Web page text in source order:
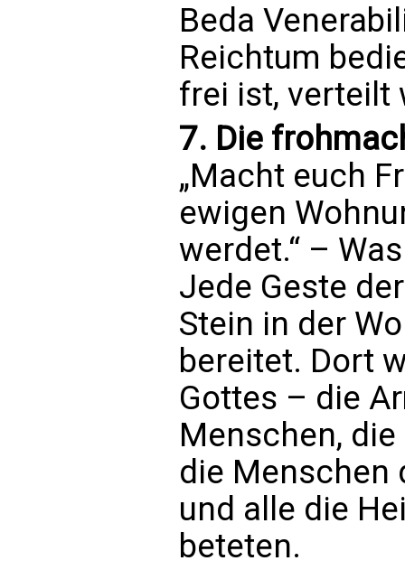
Beda
Reichtum
frei ist, verteilt
7. Die
„Macht euch
ewigen
werdet.“ –
Jede Geste
Stein in der
bereitet. Dort
Gottes – die
Menschen,
die Menschen
und alle die
beteten.